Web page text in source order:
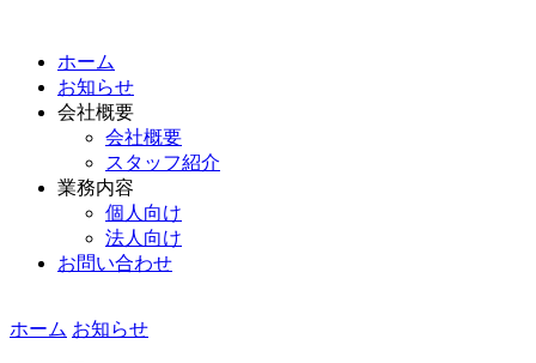
ホーム
お知らせ
会社概要
会社概要
スタッフ紹介
業務内容
個人向け
法人向け
お問い合わせ
ホーム お知らせ